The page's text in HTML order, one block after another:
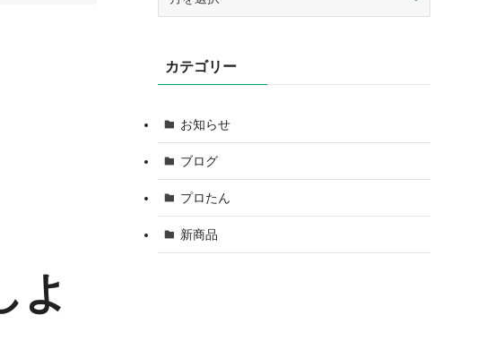
よ
ブカテゴリー
お知らせ
ブログ
プロたん
新商品